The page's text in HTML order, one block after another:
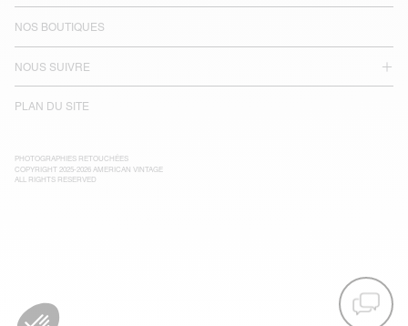
NOS BOUTIQUES
NOUS SUIVRE
PLAN DU SITE
PHOTOGRAPHIES RETOUCHÉES
COPYRIGHT 2025-2026 AMERICAN VINTAGE
ALL RIGHTS RESERVED